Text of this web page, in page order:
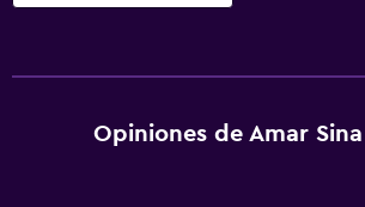
Restaurante
Opiniones de Amar